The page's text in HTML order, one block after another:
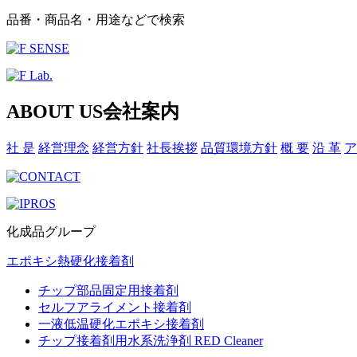
品番・商品名・用途などで検索
ABOUT US会社案内
社 是 経営理念 経営方針 社長挨拶 品質環境方針 概 要 沿 革
化成品グループ
エポキシ熱硬化接着剤
チップ部品固定用接着剤
セルフアライメント接着剤
一液低温硬化エポキシ接着剤
チップ接着剤用水系洗浄剤 RED Cleaner